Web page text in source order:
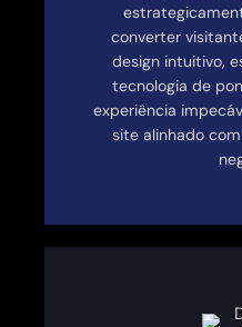
converter
design intuitivo,
tecnologia de
experiência
site alinhado